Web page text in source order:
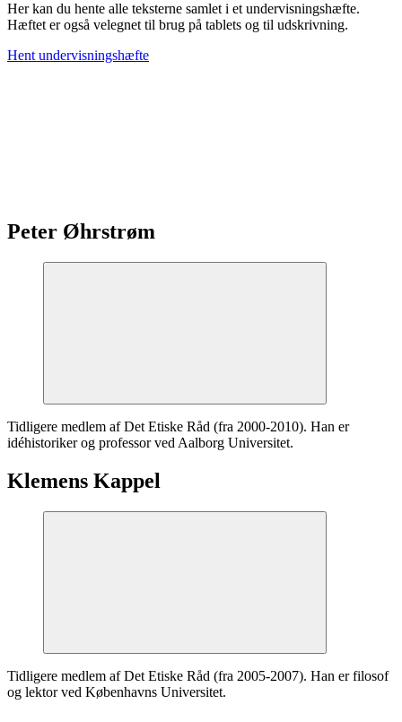
Her kan du hente alle teksterne samlet i et undervisningshæfte.
Hæftet er også velegnet til brug på tablets og til udskrivning.
Hent undervisningshæfte
Peter Øhrstrøm
Tidligere medlem af Det Etiske Råd (fra 2000-2010). Han er
idéhistoriker og professor ved Aalborg Universitet.
Klemens Kappel
Tidligere medlem af Det Etiske Råd (fra 2005-2007). Han er filosof
og lektor ved Københavns Universitet.